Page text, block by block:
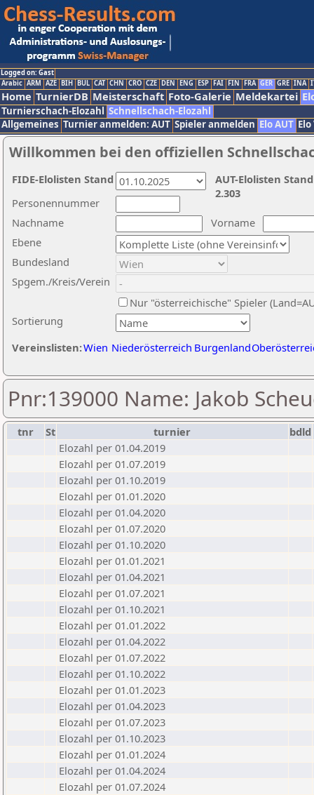
Logged on: Gast
Arabic ARM AZE BIH BUL CAT CHN CRO CZE DEN ENG ESP FAI FIN FRA GER GRE INA
Home TurnierDB Meisterschaft Foto-Galerie Meldekartei
Turnierschach-Elozahl Schnellschach-Elozahl
Allgemeines Turnier anmelden: AUT Spieler anmelden Elo AUT
Willkommen bei den offiziellen
Nachname
Vorname
Ebene
Sortierung
Personennummer
Bundesland
Spgem./Kreis/Verein
Nur "österreichische" Spieler
Vereinslisten:Wien Niederösterreich Burgenland
AUT-Elolisten
2.303
FIDE-Elolisten Stand
Pnr:139000 Name: Jakob
tnr St turnier bdld
Elozahl per 01.04.2019
Elozahl per 01.07.2019
Elozahl per 01.10.2019
Elozahl per 01.01.2020
Elozahl per 01.04.2020
Elozahl per 01.07.2020
Elozahl per 01.10.2020
Elozahl per 01.01.2021
Elozahl per 01.04.2021
Elozahl per 01.07.2021
Elozahl per 01.10.2021
Elozahl per 01.01.2022
Elozahl per 01.04.2022
Elozahl per 01.07.2022
Elozahl per 01.10.2022
Elozahl per 01.01.2023
Elozahl per 01.04.2023
Elozahl per 01.07.2023
Elozahl per 01.10.2023
Elozahl per 01.01.2024
Elozahl per 01.04.2024
Elozahl per 01.07.2024